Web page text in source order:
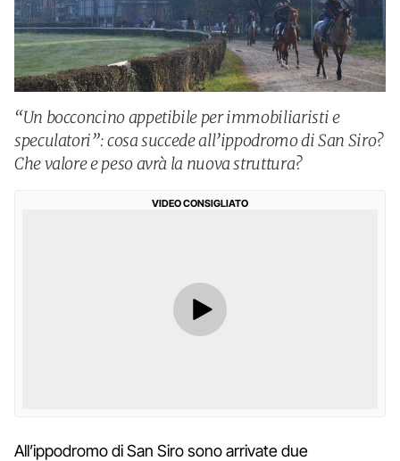
“Un bocconcino appetibile per immobiliaristi e
speculatori”: cosa succede all’ippodromo di San Siro?
Che valore e peso avrà la nuova struttura?
VIDEO CONSIGLIATO
All’ippodromo di San Siro sono arrivate due